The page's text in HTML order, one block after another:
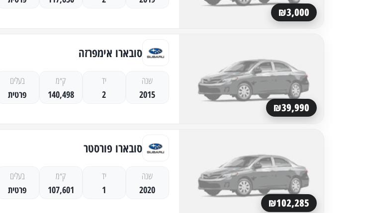
₪3,000
₪39,990
סובארו אימפרזה
שנה
2015
יד
2
ק״מ
140,498
בעלים
פרטית
₪102,285
סובארו פורסטר
שנה
2020
יד
1
ק״מ
107,601
בעלים
פרטית